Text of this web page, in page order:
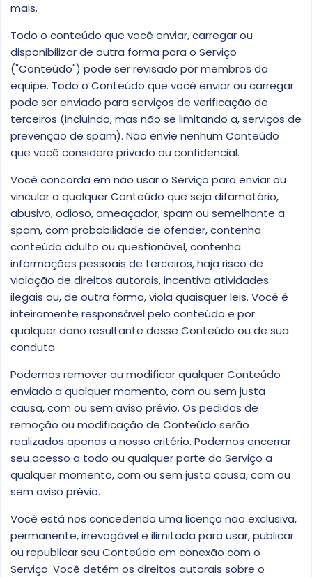
mais.
Todo o conteúdo que você enviar, carregar ou
disponibilizar de outra forma para o Serviço
("Conteúdo") pode ser revisado por membros da
equipe. Todo o Conteúdo que você enviar ou carregar
pode ser enviado para serviços de verificação de
terceiros (incluindo, mas não se limitando a, serviços de
prevenção de spam). Não envie nenhum Conteúdo
que você considere privado ou confidencial.
Você concorda em não usar o Serviço para enviar ou
vincular a qualquer Conteúdo que seja difamatório,
abusivo, odioso, ameaçador, spam ou semelhante a
spam, com probabilidade de ofender, contenha
conteúdo adulto ou questionável, contenha
informações pessoais de terceiros, haja risco de
violação de direitos autorais, incentiva atividades
ilegais ou, de outra forma, viola quaisquer leis. Você é
inteiramente responsável pelo conteúdo e por
qualquer dano resultante desse Conteúdo ou de sua
conduta
Podemos remover ou modificar qualquer Conteúdo
enviado a qualquer momento, com ou sem justa
causa, com ou sem aviso prévio. Os pedidos de
remoção ou modificação de Conteúdo serão
realizados apenas a nosso critério. Podemos encerrar
seu acesso a todo ou qualquer parte do Serviço a
qualquer momento, com ou sem justa causa, com ou
sem aviso prévio.
Você está nos concedendo uma licença não exclusiva,
permanente, irrevogável e ilimitada para usar, publicar
ou republicar seu Conteúdo em conexão com o
Serviço. Você detém os direitos autorais sobre o